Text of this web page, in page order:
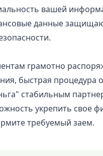
вашей
данные
грамотно
быстрая
стабильным
укрепить свое
требуемый заем.